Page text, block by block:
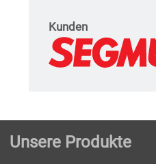
Kunden
Unsere Produkte